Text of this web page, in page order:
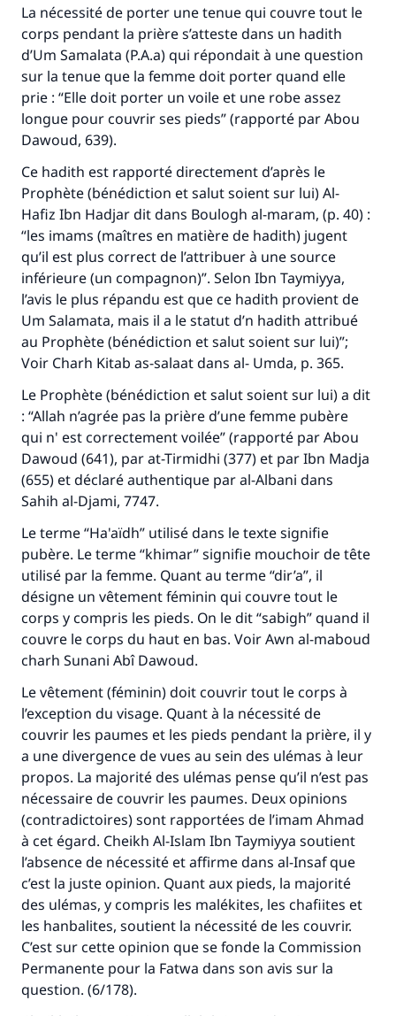
La nécessité de porter une tenue qui couvre tout le
corps pendant la prière s’atteste dans un hadith
d’Um Samalata (P.A.a) qui répondait à une question
sur la tenue que la femme doit porter quand elle
prie : “Elle doit porter un voile et une robe assez
longue pour couvrir ses pieds” (rapporté par Abou
Dawoud, 639).
Ce hadith est rapporté directement d’après le
Prophète (bénédiction et salut soient sur lui) Al-
Hafiz Ibn Hadjar dit dans Boulogh al-maram, (p. 40) :
“les imams (maîtres en matière de hadith) jugent
qu’il est plus correct de l’attribuer à une source
inférieure (un compagnon)”. Selon Ibn Taymiyya,
l’avis le plus répandu est que ce hadith provient de
Um Salamata, mais il a le statut d’n hadith attribué
au Prophète (bénédiction et salut soient sur lui)”;
Voir Charh Kitab as-salaat dans al- Umda, p. 365.
Le Prophète (bénédiction et salut soient sur lui) a dit
: “Allah n’agrée pas la prière d’une femme pubère
qui n' est correctement voilée” (rapporté par Abou
Dawoud (641), par at-Tirmidhi (377) et par Ibn Madja
(655) et déclaré authentique par al-Albani dans
Sahih al-Djami, 7747.
Le terme “Ha'aïdh” utilisé dans le texte signifie
pubère. Le terme “khimar” signifie mouchoir de tête
utilisé par la femme. Quant au terme “dir’a”, il
désigne un vêtement féminin qui couvre tout le
corps y compris les pieds. On le dit “sabigh” quand il
couvre le corps du haut en bas. Voir Awn al-maboud
charh Sunani Abî Dawoud.
Le vêtement (féminin) doit couvrir tout le corps à
l’exception du visage. Quant à la nécessité de
couvrir les paumes et les pieds pendant la prière, il y
a une divergence de vues au sein des ulémas à leur
propos. La majorité des ulémas pense qu’il n’est pas
nécessaire de couvrir les paumes. Deux opinions
(contradictoires) sont rapportées de l’imam Ahmad
à cet égard. Cheikh Al-Islam Ibn Taymiyya soutient
l’absence de nécessité et affirme dans al-Insaf que
c’est la juste opinion. Quant aux pieds, la majorité
des ulémas, y compris les malékites, les chafiites et
les hanbalites, soutient la nécessité de les couvrir.
C’est sur cette opinion que se fonde la Commission
Permanente pour la Fatwa dans son avis sur la
question. (6/178).